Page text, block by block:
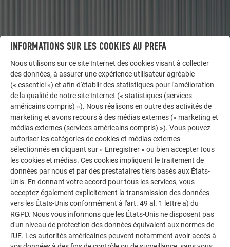
LAISSEZ-VOUS INSPIRER
La galerie de références PREFA démontre la
polyvalence de l’aluminium. Découvrez d’autres projets
impressionnants avec les solutions en aluminium
durables de PREFA pour toitures, systèmes solaires et
façades.
VOIR DAVANTAGE DE RÉFÉRENCES
INFORMATIONS SUR LES COOKIES AU PREFA
Nous utilisons sur ce site Internet des cookies visant à collecter
des données, à assurer une expérience utilisateur agréable
(« essentiel ») et afin d'établir des statistiques pour l'amélioration
de la qualité de notre site Internet (« statistiques (services
américains compris) »). Nous réalisons en outre des activités de
marketing et avons recours à des médias externes (« marketing et
médias externes (services américains compris) »). Vous pouvez
autoriser les catégories de cookies et médias externes
sélectionnés en cliquant sur « Enregistrer » ou bien accepter tous
les cookies et médias. Ces cookies impliquent le traitement de
données par nous et par des prestataires tiers basés aux États-
Unis. En donnant votre accord pour tous les services, vous
acceptez également explicitement la transmission des données
vers les États-Unis conformément à l'art. 49 al. 1 lettre a) du
RGPD. Nous vous informons que les États-Unis ne disposent pas
d'un niveau de protection des données équivalent aux normes de
l'UE. Les autorités américaines peuvent notamment avoir accès à